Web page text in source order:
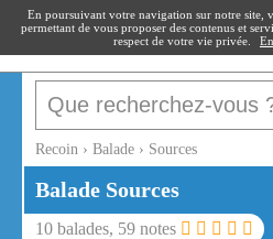
recoin.fr
Recoin › Balade › Sources
Balade Sources
10 balades, 59 notes
En poursuivant votre navigation sur notre site,
permettant de vous proposer des contenus et
respect de votre vie privée.